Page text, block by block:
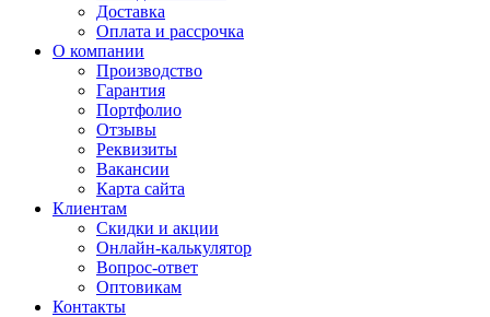
Доставка
Оплата и рассрочка
О компании
Производство
Гарантия
Портфолио
Отзывы
Реквизиты
Вакансии
Карта сайта
Клиентам
Скидки и акции
Онлайн-калькулятор
Вопрос-ответ
Оптовикам
Контакты